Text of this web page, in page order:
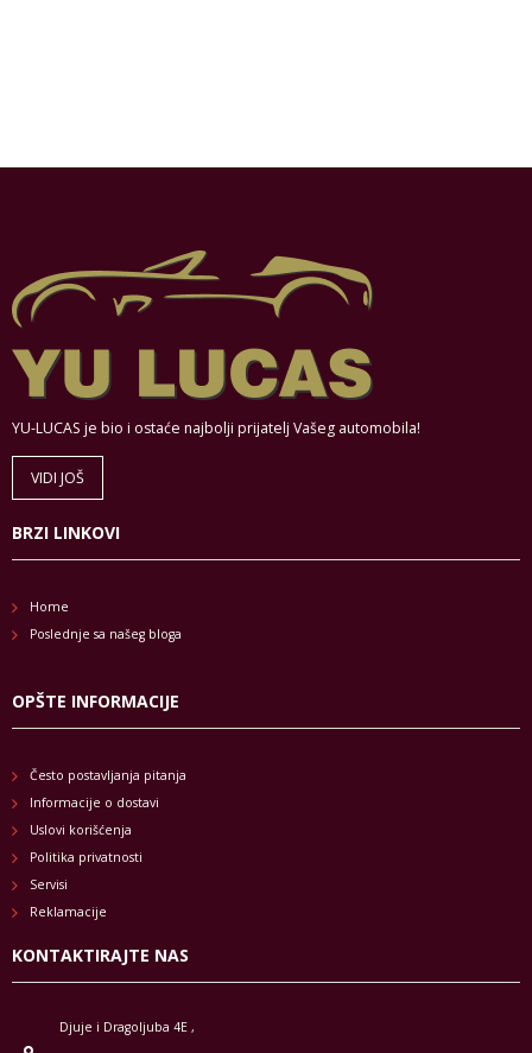
YU-LUCAS je bio i ostaće najbolji prijatelj Vašeg automobila!
VIDI JOŠ
BRZI LINKOVI
Home
Poslednje sa našeg bloga
OPŠTE INFORMACIJE
Često postavljanja pitanja
Informacije o dostavi
Uslovi korišćenja
Politika privatnosti
Servisi
Reklamacije
KONTAKTIRAJTE NAS
Djuje i Dragoljuba 4E ,